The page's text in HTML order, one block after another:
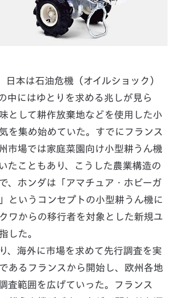
本は石油危機（オイルショック）
中にはゆとりを求める兆しが見ら
として耕作放棄地などを使用した小
を集め始めていた。すでにフランス
市場では家庭菜園向け小型耕うん機
たこともあり、こうした農業構造の
、ホンダは「アマチュア・ホビーガ
というコンセプトの小型耕うん機に
ワからの移行者を対象とした新規ユ
した。
、海外に市場を求めて先行調査を実
あるフランスから開始し、欧州各地
査範囲を広げていった。フランス